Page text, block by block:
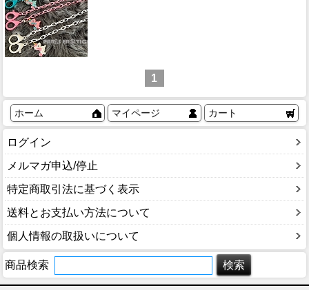
1
ホーム マイページ カート
ログイン
メルマガ申込/停止
特定商取引法に基づく表示
送料とお支払い方法について
個人情報の取扱いについて
商品検索